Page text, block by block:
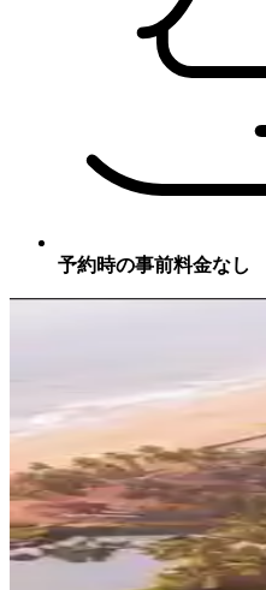
予約時の事前料金なし